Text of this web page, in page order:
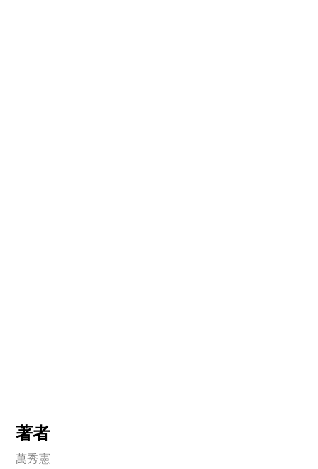
著者
萬秀憲